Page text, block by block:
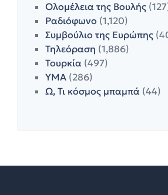
Ολομέλεια της Βουλής
Ραδιόφωνο (1,120)
Συμβούλιο της Ευρώπης
Τηλεόραση (1,886)
Τουρκία (497)
ΥΜΑ (286)
Ω, Τι κόσμος μπαμπά (44)